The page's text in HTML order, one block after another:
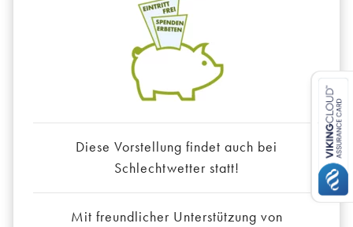
Diese Vorstellung findet auch bei
Schlechtwetter statt!
Mit freundlicher Unterstützung von